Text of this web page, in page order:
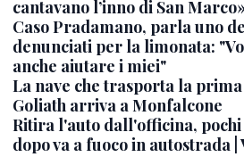
cantavano l’inno di San
Caso Pradamano, parla uno
denunciati per la limonata:
anche aiutare i miei"
La nave che trasporta la
Goliath arriva a Monfalcone
Ritira l'auto dall'officina,
dopo va a fuoco in autostrada |